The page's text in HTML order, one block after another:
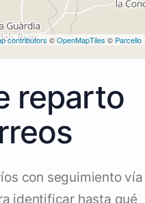
contributors ©OpenMapTiles © Parcello
reparto
con seguimiento vía
identificar hasta qué